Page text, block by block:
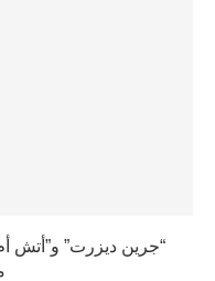
“جرين ديزرت” و”أتش